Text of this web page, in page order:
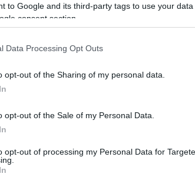
to Google and its third-party tags to use your
consent section.
Data Processing Opt Outs
opt-out of the Sharing of my personal data.
opt-out of the Sale of my Personal Data.
opt-out of processing my Personal Data for
cantidades considerables, solo para
tipo de estafa ha dejado a cientos de
en foros y redes sociales,